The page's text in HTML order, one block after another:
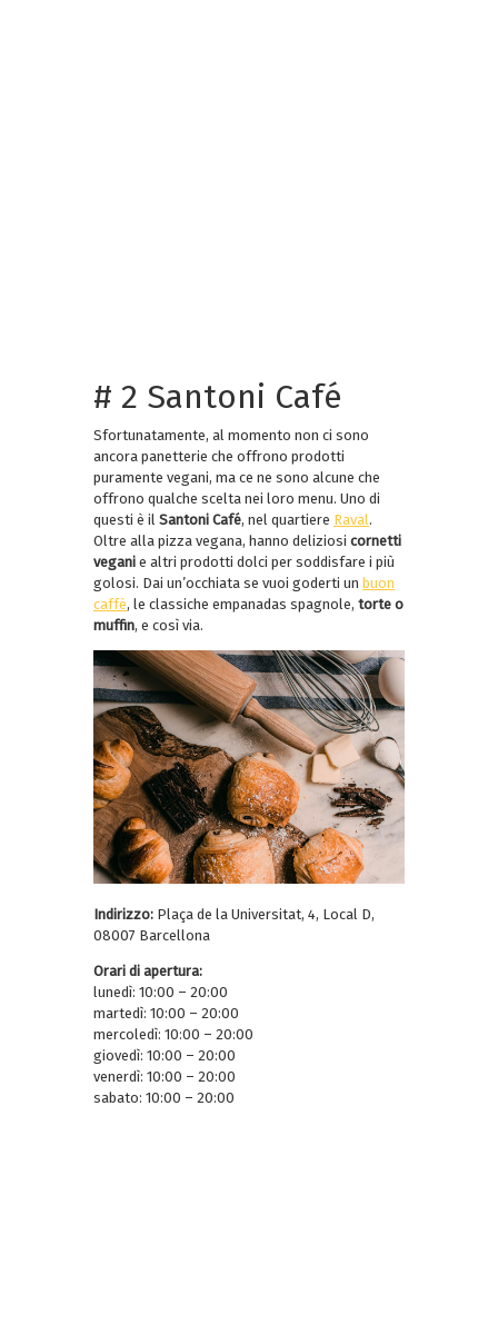
# 2 Santoni Café
Sfortunatamente, al momento non ci sono
ancora panetterie che offrono prodotti
puramente vegani, ma ce ne sono alcune che
offrono qualche scelta nei loro menu. Uno di
questi è il Santoni Café, nel quartiere Raval .
Oltre alla pizza vegana, hanno deliziosi cornetti
vegani e altri prodotti dolci per soddisfare i più
golosi. Dai un’occhiata se vuoi goderti un buon
caffè, le classiche empanadas spagnole, torte o
muffin, e così via.
Indirizzo: Plaça de la Universitat, 4, Local D,
08007 Barcellona
Orari di apertura:
lunedì: 10:00 – 20:00
martedì: 10:00 – 20:00
mercoledì: 10:00 – 20:00
giovedì: 10:00 – 20:00
venerdì: 10:00 – 20:00
sabato: 10:00 – 20:00